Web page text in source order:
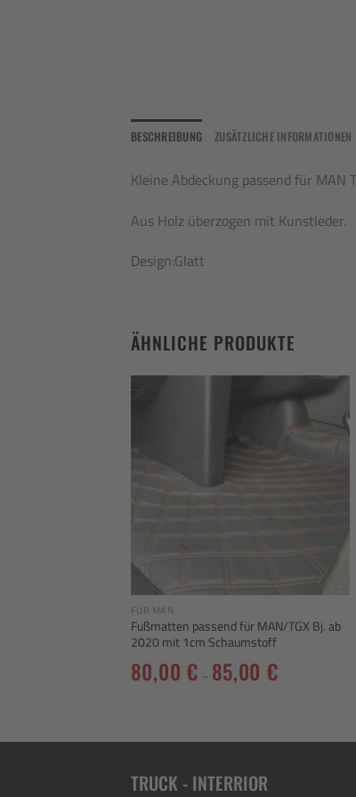
BESCHREIBUNG ZUSÄTZLICHE INFORMATIONEN
Kleine Abdeckung passend für MAN
Aus Holz überzogen mit Kunstleder.
Design:Glatt
ÄHNLICHE PRODUKTE
Add to
FÜR MAN
Fußmatten passend für MAN/TGX Bj. ab
2020 mit 1cm Schaumstoff
80,00 € – 85,00 €
TRUCK - INTERRIOR